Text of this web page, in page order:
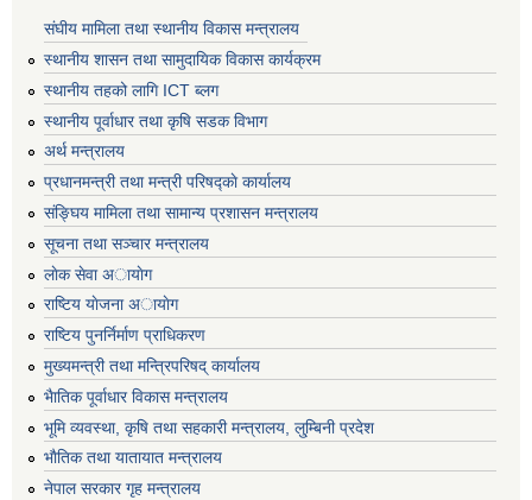
संघीय मामिला तथा स्थानीय विकास मन्त्रालय
स्थानीय शासन तथा सामुदायिक विकास कार्यक्रम
स्थानीय तहको लागि ICT ब्लग
स्थानीय पूर्वाधार तथा कृषि सडक विभाग
अर्थ मन्त्रालय
प्रधानमन्त्री तथा मन्त्री परिषद्काे कार्यालय
संङ्घिय मामिला तथा सामान्य प्रशासन मन्त्रालय
सूचना तथा सञ्चार मन्त्रालय
लाेक सेवा अायाेग
राष्टिय याेजना अायाेग
राष्टिय पुनर्निर्माण प्राधिकरण
मुख्यमन्त्री तथा मन्त्रिपरिषद् कार्यालय
भैातिक पूर्वाधार विकास मन्त्रालय
भूमि व्यवस्था, कृषि तथा सहकारी मन्त्रालय, लु्म्बिनी प्रदेश
भाैतिक तथा यातायात मन्त्रालय
नेपाल सरकार गृह मन्त्रालय